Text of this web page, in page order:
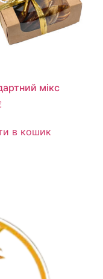
мікс
в кошик